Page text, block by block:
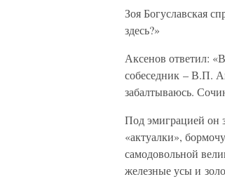
Зоя Богуславская
здесь?»
Аксенов ответил:
собеседник – В.П.
забалтываюсь.
Под эмиграцией он
«актуалки»,
самодовольной
железные усы и